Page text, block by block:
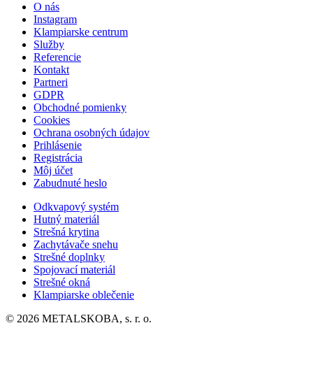
O nás
Instagram
Klampiarske centrum
Služby
Referencie
Kontakt
Partneri
GDPR
Obchodné pomienky
Cookies
Ochrana osobných údajov
Prihlásenie
Registrácia
Môj účet
Zabudnuté heslo
Odkvapový systém
Hutný materiál
Strešná krytina
Zachytávače snehu
Strešné doplnky
Spojovací materiál
Strešné okná
Klampiarske oblečenie
© 2026 METALSKOBA, s. r. o.